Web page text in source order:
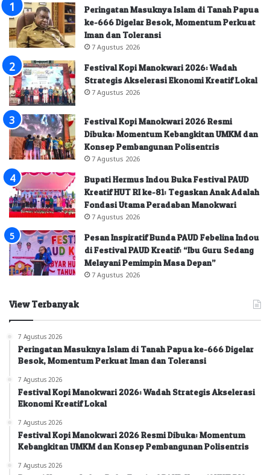
Peringatan Masuknya Islam di Tanah Papua
ke-666 Digelar Besok, Momentum Perkuat
Iman dan Toleransi
7 Agustus 2026
Festival Kopi Manokwari 2026: Wadah
Strategis Akselerasi Ekonomi Kreatif Lokal
7 Agustus 2026
Festival Kopi Manokwari 2026 Resmi
Dibuka: Momentum Kebangkitan UMKM dan
Konsep Pembangunan Polisentris
7 Agustus 2026
Bupati Hermus Indou Buka Festival PAUD
Kreatif HUT RI ke-81: Tegaskan Anak Adalah
Fondasi Utama Peradaban Manokwari
7 Agustus 2026
Pesan Inspiratif Bunda PAUD Febelina Indou
di Festival PAUD Kreatif: “Ibu Guru Sedang
Melayani Pemimpin Masa Depan”
7 Agustus 2026
View Terbanyak
7 Agustus 2026
Peringatan Masuknya Islam di Tanah Papua ke-666 Digelar
Besok, Momentum Perkuat Iman dan Toleransi
7 Agustus 2026
Festival Kopi Manokwari 2026: Wadah Strategis Akselerasi
Ekonomi Kreatif Lokal
7 Agustus 2026
Festival Kopi Manokwari 2026 Resmi Dibuka: Momentum
Kebangkitan UMKM dan Konsep Pembangunan Polisentris
7 Agustus 2026